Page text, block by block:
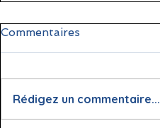
Commentaires
Rédigez un commentaire...